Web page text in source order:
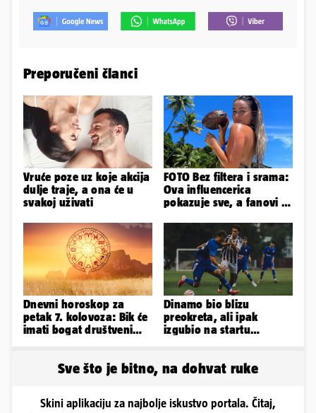
Preporučeni članci
Vruće poze uz koje akcija
dulje traje, a ona će u
svakoj uživati
FOTO Bez filtera i srama:
Ova influencerica
pokazuje sve, a fanovi je
Dnevni horoskop za
petak 7. kolovoza: Bik će
imati bogat društveni
Dinamo bio blizu
preokreta, ali ipak
izgubio na startu
Sve što je bitno, na dohvat ruke
Skini aplikaciju za najbolje iskustvo portala. Čitaj,